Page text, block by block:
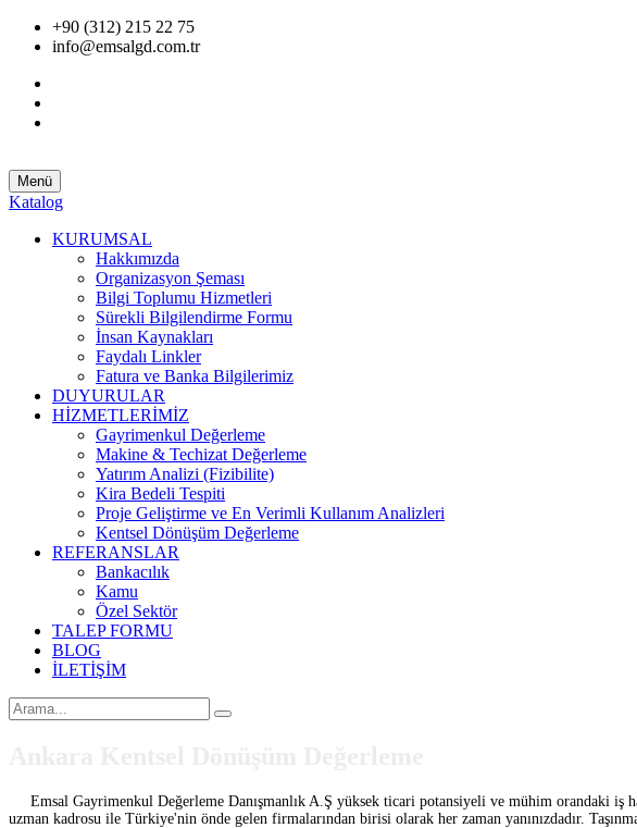
+90 (312) 215 22 75
info@emsalgd.com.tr
Menü
Katalog
KURUMSAL
Hakkımızda
Organizasyon Şeması
Bilgi Toplumu Hizmetleri
Sürekli Bilgilendirme Formu
İnsan Kaynakları
Faydalı Linkler
Fatura ve Banka Bilgilerimiz
DUYURULAR
HİZMETLERİMİZ
Gayrimenkul Değerleme
Makine & Techizat Değerleme
Yatırım Analizi (Fizibilite)
Kira Bedeli Tespiti
Proje Geliştirme ve En Verimli Kullanım Analizleri
Kentsel Dönüşüm Değerleme
REFERANSLAR
Bankacılık
Kamu
Özel Sektör
TALEP FORMU
BLOG
İLETİŞİM
Emsal Gayrimenkul Değerleme Danışmanlık A.Ş yüksek ticari potansiyeli ve mühim orandaki iş
uzman kadrosu ile Türkiye'nin önde gelen firmalarından birisi olarak her zaman yanınızdadır.